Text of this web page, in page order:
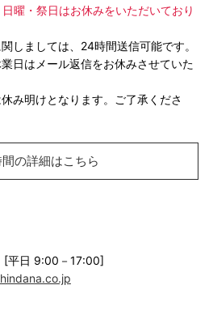
曜・祭日はお休みをいただいており
しましては、24時間送信可能です。
日はメール返信をお休みさせていた
み明けとなります。ご了承くださ
の詳細はこちら
平日 9:00－17:00]